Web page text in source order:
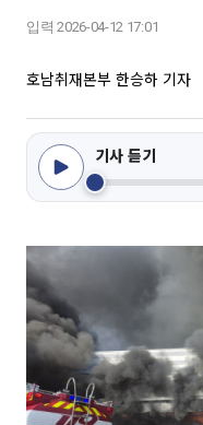
입력 2026-04-12 17:01
호남취재본부 한승하 기자
기사 듣기